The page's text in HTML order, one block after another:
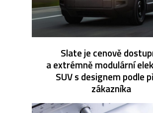
Slate je cenově
a extrémně modulární
SUV s designem podle
zákazníka